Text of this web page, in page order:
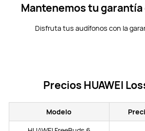
Mantenemos tu
Disfruta tus audífonos con la
Precios HUAWEI
Modelo